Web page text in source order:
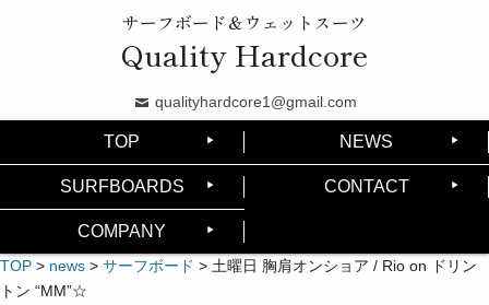
サーフボード＆ウェットスーツ
Quality Hardcore
qualityhardcore1@gmail.com
TOP NEWS
SURFBOARDS CONTACT
COMPANY
TOP > news > サーフボード > 土曜日 胸肩オンショア / Rio on ドリン
トン “MM”☆